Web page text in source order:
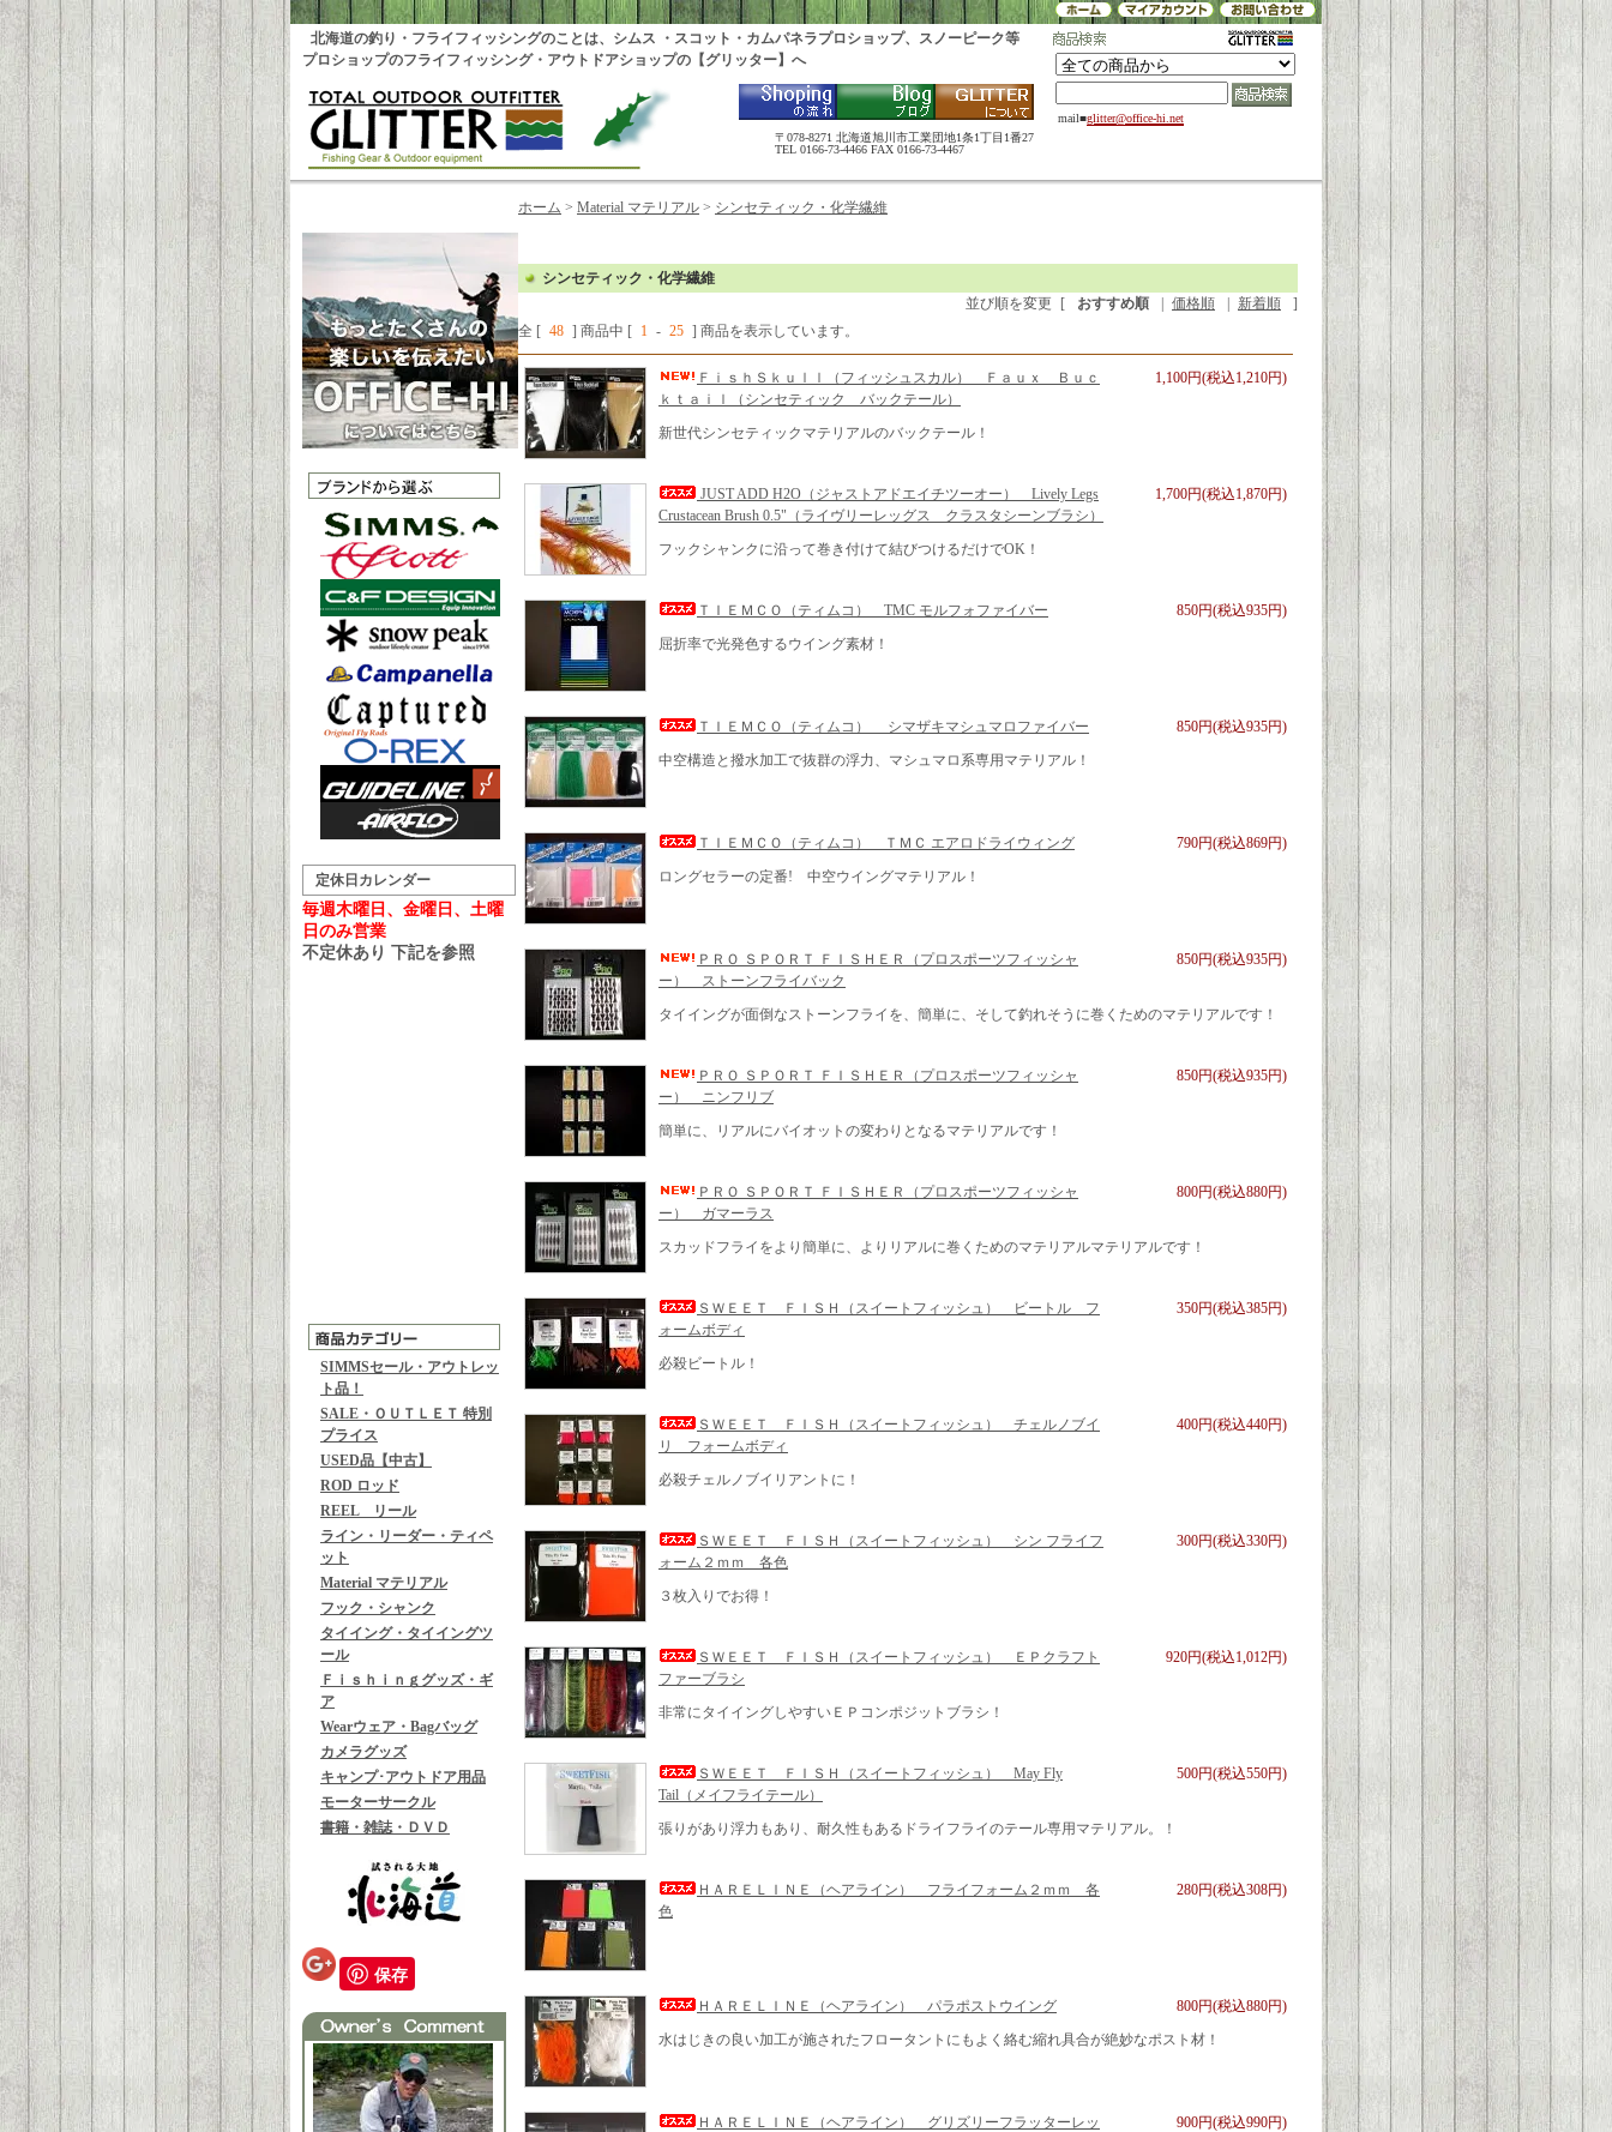
mail■glitter@office-hi.net
北海道の釣り・フライフィッシングのことは、シムス ・スコット・カムパネラプロショップ、スノーピーク等
プロショップのフライフィッシング・アウトドアショップの【グリッター】へ
〒078-8271 北海道旭川市工業団地1条1丁目1番27
TEL 0166-73-4466 FAX 0166-73-4467
定休日カレンダー
毎週木曜日、金曜日、土曜
日のみ営業
不定休あり 下記を参照
SIMMSセール・アウトレッ
ト品！
SALE・ＯＵＴＬＥＴ 特別
プライス
USED品【中古】
ROD ロッド
REEL リール
ライン・リーダー・ティペ
ット
Material マテリアル
フック・シャンク
タイイング・タイイングツ
ール
Ｆｉｓｈｉｎｇグッズ・ギ
ア
Wearウェア・Bagバッグ
カメラグッズ
キャンプ･アウトドア用品
モーターサークル
書籍・雑誌・ＤＶＤ
保存
ホーム > Material マテリアル > シンセティック・化学繊維
シンセティック・化学繊維
並び順を変更
[ おすすめ順 価格順 新着順
]
全 [ 48 ] 商品中 [ 1 - 25 ] 商品を表示しています。
1,100円(税込1,210円)
ＦｉｓｈＳｋｕｌｌ（フィッシュスカル） Ｆａｕｘ Ｂｕｃ
ｋｔａｉｌ（シンセティック バックテール）
新世代シンセティックマテリアルのバックテール！
1,700円(税込1,870円)
JUST ADD H2O（ジャストアドエイチツーオー） Lively Legs
Crustacean Brush 0.5"（ライヴリーレッグス クラスタシーンブラシ）
フックシャンクに沿って巻き付けて結びつけるだけでOK！
850円(税込935円)
ＴＩＥＭＣＯ（ティムコ） TMC モルフォファイバー
屈折率で光発色するウイング素材！
850円(税込935円)
ＴＩＥＭＣＯ（ティムコ） シマザキマシュマロファイバー
中空構造と撥水加工で抜群の浮力、マシュマロ系専用マテリアル！
790円(税込869円)
ＴＩＥＭＣＯ（ティムコ） ＴＭＣ エアロドライウィング
ロングセラーの定番! 中空ウイングマテリアル！
850円(税込935円)
ＰＲＯ ＳＰＯＲＴ ＦＩＳＨＥＲ（プロスポーツフィッシャ
ー） ストーンフライバック
タイイングが面倒なストーンフライを、簡単に、そして釣れそうに巻くためのマテリアルです！
850円(税込935円)
ＰＲＯ ＳＰＯＲＴ ＦＩＳＨＥＲ（プロスポーツフィッシャ
ー） ニンフリブ
簡単に、リアルにバイオットの変わりとなるマテリアルです！
800円(税込880円)
ＰＲＯ ＳＰＯＲＴ ＦＩＳＨＥＲ（プロスポーツフィッシャ
ー） ガマーラス
スカッドフライをより簡単に、よりリアルに巻くためのマテリアルマテリアルです！
350円(税込385円)
ＳＷＥＥＴ ＦＩＳＨ（スイートフィッシュ） ビートル フ
ォームボディ
必殺ビートル！
400円(税込440円)
ＳＷＥＥＴ ＦＩＳＨ（スイートフィッシュ） チェルノブイ
リ フォームボディ
必殺チェルノブイリアントに！
300円(税込330円)
ＳＷＥＥＴ ＦＩＳＨ（スイートフィッシュ） シン フライフ
ォーム２ｍｍ 各色
３枚入りでお得！
920円(税込1,012円)
ＳＷＥＥＴ ＦＩＳＨ（スイートフィッシュ） ＥＰクラフト
ファーブラシ
非常にタイイングしやすいＥＰコンポジットブラシ！
500円(税込550円)
ＳＷＥＥＴ ＦＩＳＨ（スイートフィッシュ） May Fly
Tail（メイフライテール）
張りがあり浮力もあり、耐久性もあるドライフライのテール専用マテリアル。！
280円(税込308円)
ＨＡＲＥＬＩＮＥ（ヘアライン） フライフォーム２ｍｍ 各
色
800円(税込880円)
ＨＡＲＥＬＩＮＥ（ヘアライン） パラポストウイング
水はじきの良い加工が施されたフロータントにもよく絡む縮れ具合が絶妙なポスト材！
900円(税込990円)
ＨＡＲＥＬＩＮＥ（ヘアライン） グリズリーフラッターレッ